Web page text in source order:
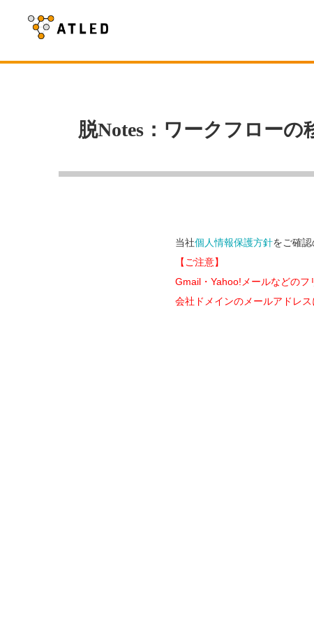
脱Notes：ワークフロー
当社個人情報保護方針をご確認
【ご注意】
Gmail・Yahoo!メールなどのフ
会社ドメインのメールアドレス